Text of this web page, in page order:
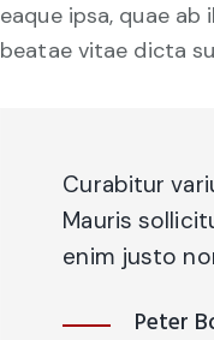
eaque ipsa, quae
beatae vitae dicta
Curabitur
Mauris
enim justo
Peter